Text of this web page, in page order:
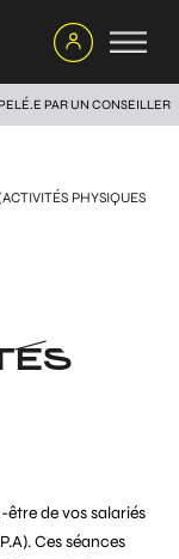
PAR UN CONSEILLER
PHYSIQUES
de vos salariés
Ces séances